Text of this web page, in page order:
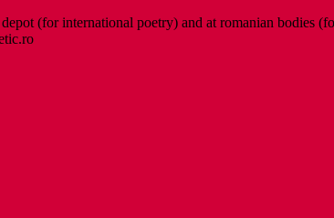
(for international poetry) and at romanian bodies